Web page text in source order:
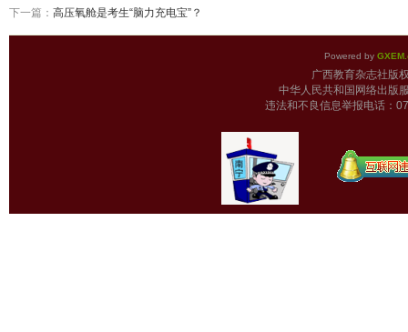
下一篇： 高压氧舱是考生“脑力充电宝”？
Powered by
广西教育杂志
中华人民共和国网络出版
违法和不良信息举报电话：